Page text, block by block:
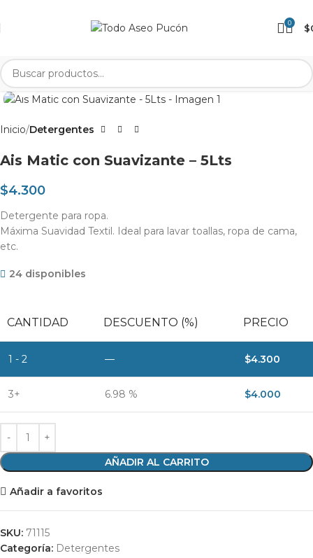
0 $
Clic para agrandar
Inicio Detergentes
Ais Matic con Suavizante – 5Lts
$4.300
Detergente para ropa.
Máxima Suavidad Textil. Ideal para lavar toallas, ropa de cama,
etc.
24 disponibles
CANTIDAD DESCUENTO (%) PRECIO
1 - 2 — $4.300
3+ 6.98 % $4.000
AÑADIR AL CARRITO
Añadir a favoritos
SKU: 71115
Categoría: Detergentes